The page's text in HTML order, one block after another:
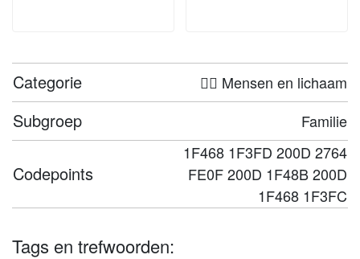
Categorie 🤦‍♀️ Mensen en lichaam
Subgroep Familie
Codepoints
1F468 1F3FD 200D 2764
FE0F 200D 1F48B 200D
1F468 1F3FC
Tags en trefwoorden: